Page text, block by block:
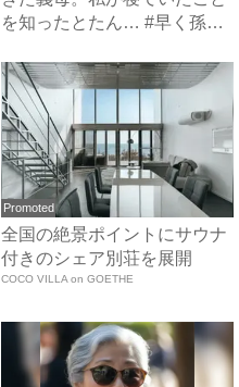
を知ったとたん… #早く孫
Promoted
全国の絶景ポイントにサウナ
付きのシェア別荘を展開
COCO VILLA on GOETHE